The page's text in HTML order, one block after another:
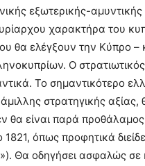
εξωτερικής-
χαρακτήρα του
θα ελέγξουν την Κύπρο –
Ο
Το σημαντικότερο
στρατηγικής
θα είναι παρά
όπως προφητικά
Θα οδηγήσει ασφαλώς σε